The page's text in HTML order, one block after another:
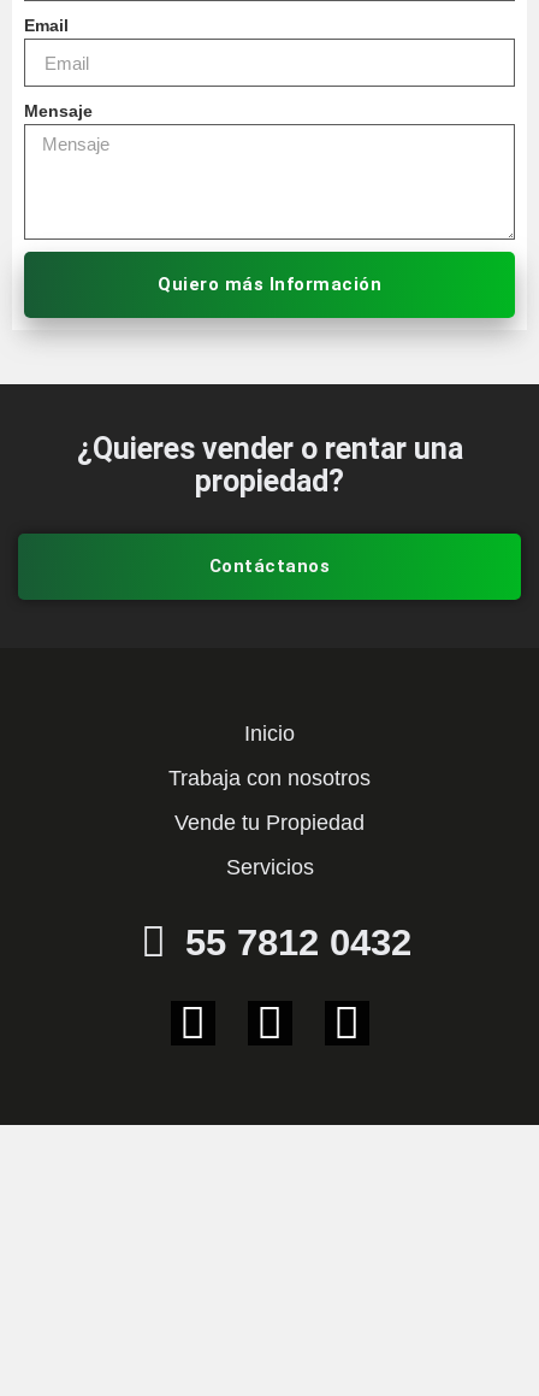
Email
Mensaje
Quiero más Información
¿Quieres vender o rentar una
propiedad?
Contáctanos
Inicio
Trabaja con nosotros
Vende tu Propiedad
Servicios
55 7812 0432